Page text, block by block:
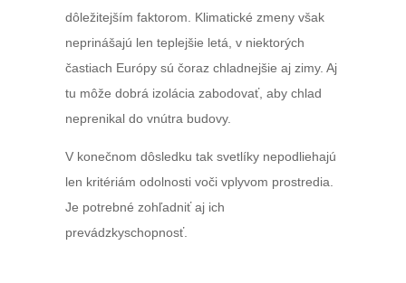
dôležitejším faktorom. Klimatické zmeny však
neprinášajú len teplejšie letá, v niektorých
častiach Európy sú čoraz chladnejšie aj zimy. Aj
tu môže dobrá izolácia zabodovať, aby chlad
neprenikal do vnútra budovy.
V konečnom dôsledku tak svetlíky nepodliehajú
len kritériám odolnosti voči vplyvom prostredia.
Je potrebné zohľadniť aj ich
prevádzkyschopnosť.